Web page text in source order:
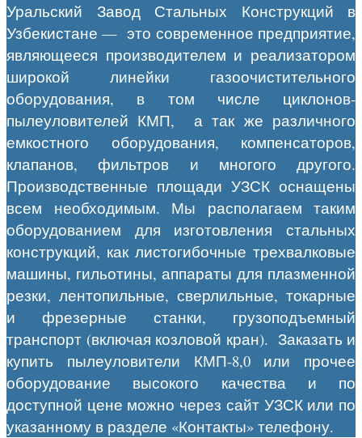
Уральский Завод Стальных Конструкций в
Узбекистане — это современное предприятие,
являющееся производителем и реализатором
широкой линейки газоочистительного
оборудования, в том числе циклонов-
пылеуловителей КМП, а так же различного
емкостного оборудования, компенсаторов,
клапанов, фильтров и многого другого.
Производственные площади УЗСК оснащены
всем необходимым. Мы располагаем таким
оборудованием для изготовления стальных
конструкций, как листогибочные трехвалковые
машины, гильотины, аппараты для плазменной
резки, лентопильные, сверлильные, токарные
и фрезерные станки, грузоподъемный
транспорт (включая козловой кран). Заказать и
купить пылеуловители КМП-8,0 или прочее
оборудование высокого качества и по
доступной цене можно через сайт УЗСК или по
указанному в разделе «Контакты» телефону.